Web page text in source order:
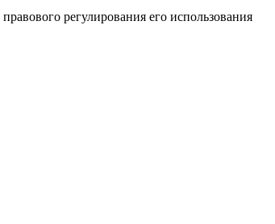
регулирования его использования